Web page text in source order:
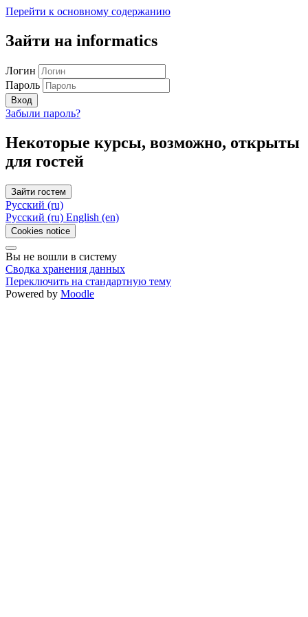
Перейти к основному содержанию
Зайти на informatics
Логин
Пароль
Вход
Забыли пароль?
Некоторые курсы, возможно, открыты
для гостей
Зайти гостем
Русский ‎(ru)‎
Русский ‎(ru)‎ English ‎(en)‎
Cookies notice
Вы не вошли в систему
Сводка хранения данных
Переключить на стандартную тему
Powered by Moodle